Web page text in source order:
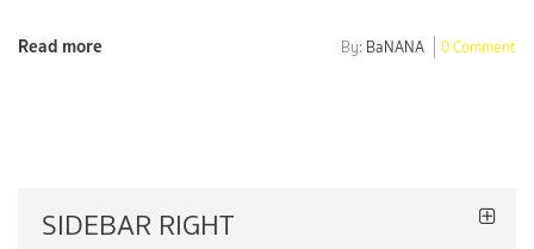
Read more By: BaNANA 0 Comment
SIDEBAR RIGHT